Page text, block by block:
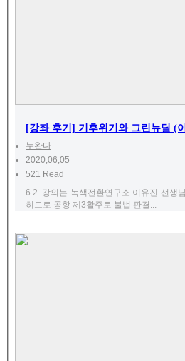
[강좌 후기] 기후위기와 그린뉴딜 (
누완다
2020,06,05
521 Read
6.2. 강의는 녹색전환연구소 이유진 선생
히드로 공항 제3활주로 불법 판결...